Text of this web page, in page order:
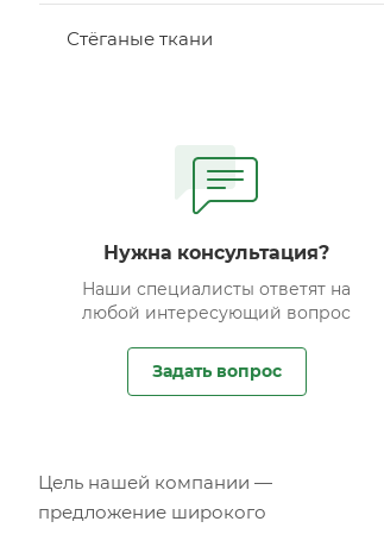
Стёганые ткани
Нужна консультация?
Наши специалисты ответят на
любой интересующий вопрос
Задать вопрос
Цель нашей компании —
предложение широкого